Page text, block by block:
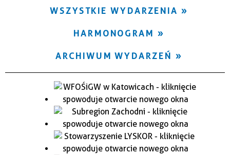
WSZYSTKIE WYDARZENIA
HARMONOGRAM
ARCHIWUM WYDARZEŃ